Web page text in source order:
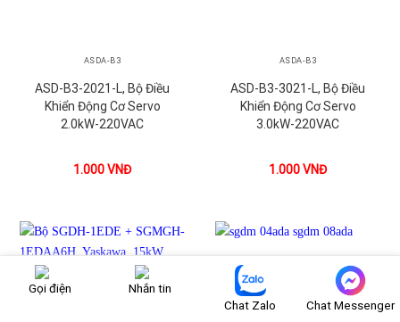
ASDA-B3
ASD-B3-2021-L, Bộ Điều
Khiển Động Cơ Servo
2.0kW-220VAC
1.000VNĐ
ASDA-B3
ASD-B3-3021-L, Bộ Điều
Khiển Động Cơ Servo
3.0kW-220VAC
1.000VNĐ
Gọi điện
Nhắn tin
Chat Zalo
Chat Messenger